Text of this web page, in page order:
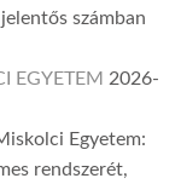
számban
EGYETEM 2026-
Egyetem:
rendszerét,